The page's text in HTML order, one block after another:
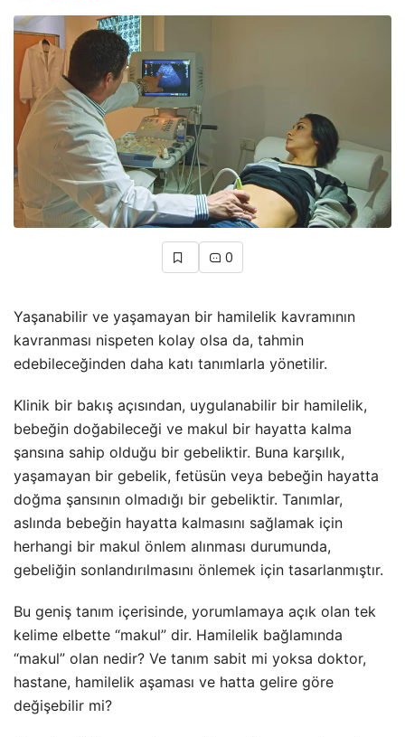
0
Yaşanabilir ve yaşamayan bir hamilelik kavramının
kavranması nispeten kolay olsa da, tahmin
edebileceğinden daha katı tanımlarla yönetilir.
Klinik bir bakış açısından, uygulanabilir bir hamilelik,
bebeğin doğabileceği ve makul bir hayatta kalma
şansına sahip olduğu bir gebeliktir. Buna karşılık,
yaşamayan bir gebelik, fetüsün veya bebeğin hayatta
doğma şansının olmadığı bir gebeliktir. Tanımlar,
aslında bebeğin hayatta kalmasını sağlamak için
herhangi bir makul önlem alınması durumunda,
gebeliğin sonlandırılmasını önlemek için tasarlanmıştır.
Bu geniş tanım içerisinde, yorumlamaya açık olan tek
kelime elbette “makul” dir. Hamilelik bağlamında
“makul” olan nedir? Ve tanım sabit mi yoksa doktor,
hastane, hamilelik aşaması ve hatta gelire göre
değişebilir mi?